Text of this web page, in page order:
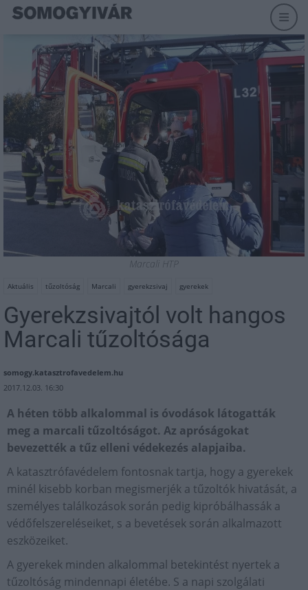
Marcali HTP
Aktuális tűzoltóság Marcali gyerekzsivaj gyerekek
Gyerekzsivajtól volt hangos
Marcali tűzoltósága
somogy.katasztrofavedelem.hu
2017.12.03. 16:30
A héten több alkalommal is óvodások látogatták
meg a marcali tűzoltóságot. Az apróságokat
bevezették a tűz elleni védekezés alapjaiba.
A katasztrófavédelem fontosnak tartja, hogy a gyerekek
minél kisebb korban megismerjék a tűzoltók hivatását, a
személyes találkozások során pedig kipróbálhassák a
védőfelszereléseiket, s a bevetések során alkalmazott
eszközeiket.
A gyerekek minden alkalommal betekintést nyertek a
tűzoltóság mindennapi életébe. S a napi szolgálati